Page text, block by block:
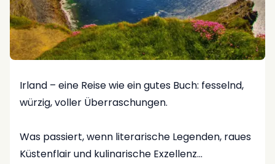
\(zb. Amadeus etc.\). Die Arbeit mit den Online
Tools begeistert mich sehr."
❓ Ein Moment, den du nie vergessen wirst?
vor einem Kunden und der erste große Amadeus
Workshop in Nizza."
❓Worauf kannst du bei der Arbeit nicht
Irland – eine Reise wie ein gutes Buch: fesselnd,
würzig, voller Überraschungen.
Was passiert, wenn literarische Legenden, raues
Küstenflair und kulinarische Exzellenz